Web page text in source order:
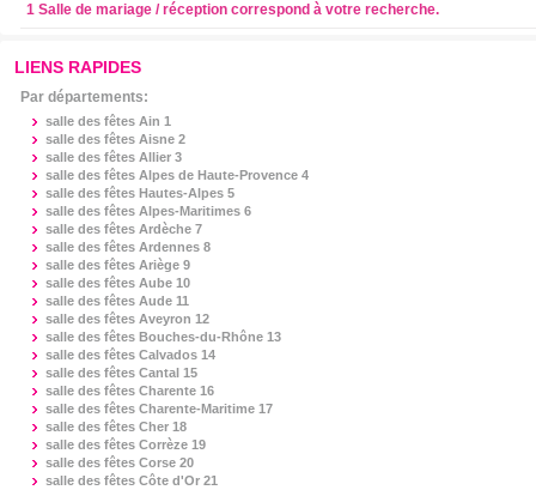
1 Salle de mariage / réception correspond à votre recherche.
LIENS RAPIDES
Par départements:
salle des fêtes Ain 1
salle des fêtes Aisne 2
salle des fêtes Allier 3
salle des fêtes Alpes de Haute-Provence 4
salle des fêtes Hautes-Alpes 5
salle des fêtes Alpes-Maritimes 6
salle des fêtes Ardèche 7
salle des fêtes Ardennes 8
salle des fêtes Ariège 9
salle des fêtes Aube 10
salle des fêtes Aude 11
salle des fêtes Aveyron 12
salle des fêtes Bouches-du-Rhône 13
salle des fêtes Calvados 14
salle des fêtes Cantal 15
salle des fêtes Charente 16
salle des fêtes Charente-Maritime 17
salle des fêtes Cher 18
salle des fêtes Corrèze 19
salle des fêtes Corse 20
salle des fêtes Côte d'Or 21